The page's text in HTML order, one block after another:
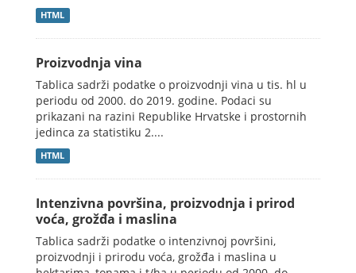
HTML
Proizvodnja vina
Tablica sadrži podatke o proizvodnji vina u tis. hl u
periodu od 2000. do 2019. godine. Podaci su
prikazani na razini Republike Hrvatske i prostornih
jedinca za statistiku 2....
HTML
Intenzivna površina, proizvodnja i prirod
voća, grožđa i maslina
Tablica sadrži podatke o intenzivnoj površini,
proizvodnji i prirodu voća, grožđa i maslina u